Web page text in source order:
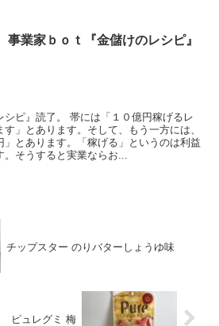
事業家ｂｏｔ『金儲けのレシピ』
シピ』読了。 帯には「１０億円稼げるレ
」とあります。そして、もう一方には、
」とあります。「稼げる」というのは利益
。そうすると実業ならお...
チップスター のりバターしょうゆ味
ピュレグミ 梅